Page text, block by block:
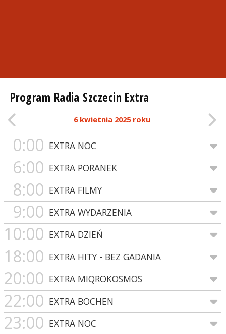
Program Radia Szczecin Extra
6 kwietnia 2025 roku
0:00 EXTRA NOC
6:00 EXTRA PORANEK
8:00 EXTRA FILMY
9:00 EXTRA WYDARZENIA
10:00 EXTRA DZIEŃ
18:00 EXTRA HITY - BEZ GADANIA
20:00 EXTRA MIQROKOSMOS
22:00 EXTRA BOCHEN
23:00 EXTRA NOC